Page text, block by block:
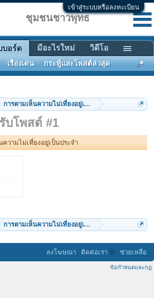
เข้าสู่ระบบหรือลงทะเบียน
การตามเห็นความไม่เที่ยงอยู่เป็นประจำ
บโพสต์ #1
ความไม่เที่ยงอยู่เป็นประจำ
การตามเห็นความไม่เที่ยงอยู่เป็นประจำ
ชุมชนชาวพุทธ
บอร์ด
เรื่องเด่น กระทู้และโพสต์ล่าสุด
มีอะไรใหม่ วิดีโอ
ลงโฆษณา ติดต่อเรา ช่วยเหลือ
ข้อกำหนดและกฎ